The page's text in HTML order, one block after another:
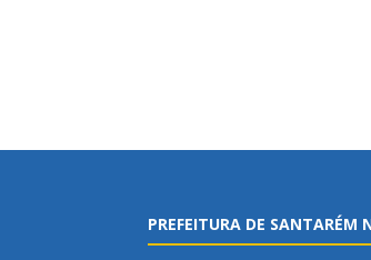
PREFEITURA DE SANTARÉM